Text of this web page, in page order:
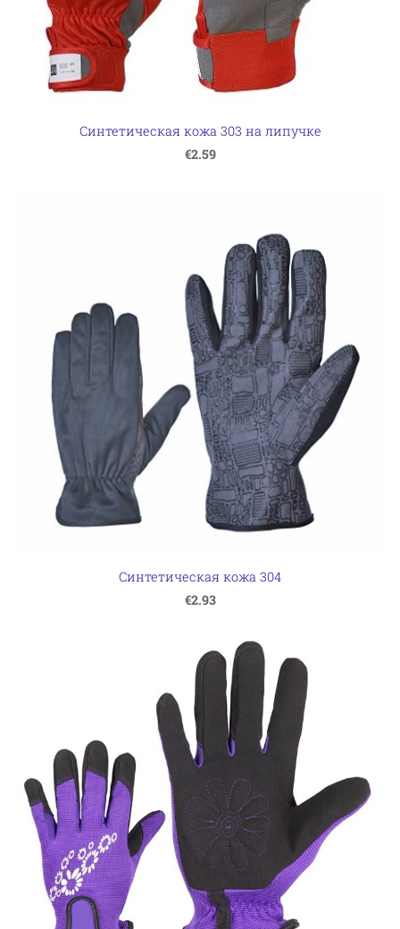
Синтетическая кожа 303 на липучке
€2.59
Синтетическая кожа 304
€2.93